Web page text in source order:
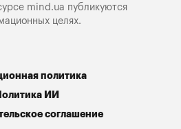
mind.ua публикуются
целях.
политика
ИИ
соглашение